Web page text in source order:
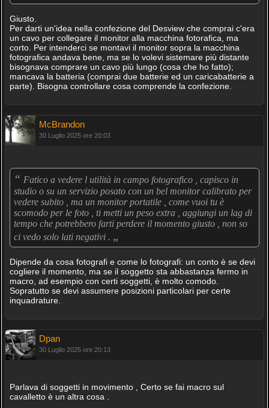
Giusto.
Per darti un'idea nella confezione del Desview che comprai c'era
un cavo per collegare il monitor alla macchina fotorafica, ma
corto. Per intenderci se montavi il monitor sopra la macchina
fotografica andava bene, ma se lo volevi sistemare più distante
bisognava comprare un cavo più lungo (cosa che ho fatto);
mancava la batteria (comprai due batterie ed un caricabatterie a
parte). Bisogna controllare cosa comprende la confezione.
McBrandon
30 Luglio 2025 ore 20:03
“ Fatico a vedere l utilità in campo fotografico , capisco in
studio o su un servizio posato con un bel monitor calibrato per
vedere subito , ma un monitor portatile , come vuoi tu è
scomodo per le foto , ti metti un peso extra , aggiungi un lag di
tempo che potrebbero farti perdere il momento giusto , non so
ci vedo solo lati negativi . „
Dipende da cosa fotografi e come lo fotografi: un conto è se devi
cogliere il momento, ma se il soggetto sta abbastanza fermo in
macro, ad esempio con certi soggetti, è molto comodo.
Sopratutto se devi assumere posizioni particolari per certe
inquadrature.
Dpan
30 Luglio 2025 ore 20:13
Parlava di soggetti in movimento , Certo se fai macro sul
cavalletto è un altra cosa .